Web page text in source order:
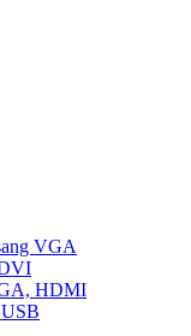
VGA
HDMI